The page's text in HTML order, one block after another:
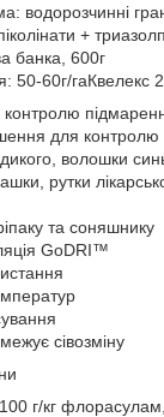
водорозчинні
+
банка, 600г
50-60г/гаКвелекс
для
волошки
рутки
та соняшнику
GoDRI™
сівозміну
г/кг